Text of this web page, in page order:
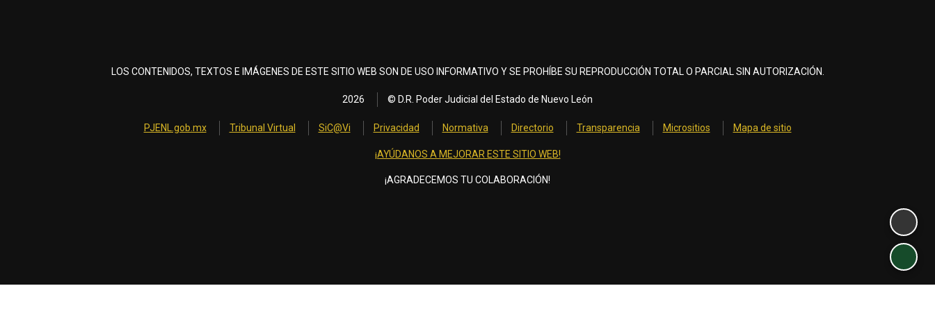
LOS CONTENIDOS, TEXTOS E IMÁGENES DE ESTE SITIO WEB SON DE USO INFORMATIVO Y SE PROHÍBE SU REPRODUCCIÓN TOTAL O PARCIAL SIN AUTORIZACIÓN.
2026 © D.R. Poder Judicial del Estado de Nuevo León
PJENL.gob.mx Tribunal Virtual SiC@Vi Privacidad Normativa Directorio Transparencia Micrositios Mapa de sitio
¡AYÚDANOS A MEJORAR ESTE SITIO WEB!
¡AGRADECEMOS TU COLABORACIÓN!